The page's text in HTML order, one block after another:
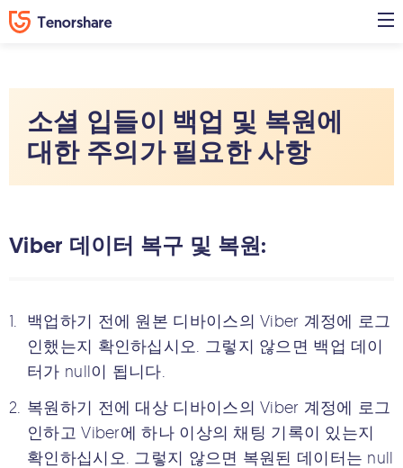
소셜 입들이 백업 및 복원에
대한 주의가 필요한 사항
Viber 데이터 복구 및 복원:
백업하기 전에 원본 디바이스의 Viber 계정에 로그
인했는지 확인하십시오. 그렇지 않으면 백업 데이
터가 null이 됩니다.
복원하기 전에 대상 디바이스의 Viber 계정에 로그
인하고 Viber에 하나 이상의 채팅 기록이 있는지
확인하십시오. 그렇지 않으면 복원된 데이터는 null